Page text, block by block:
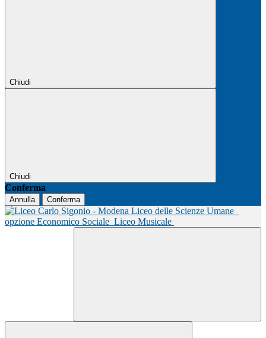
Chiudi
Chiudi
Conferma
Annulla Conferma
Liceo delle Scienze Umane
opzione Economico Sociale Liceo Musicale